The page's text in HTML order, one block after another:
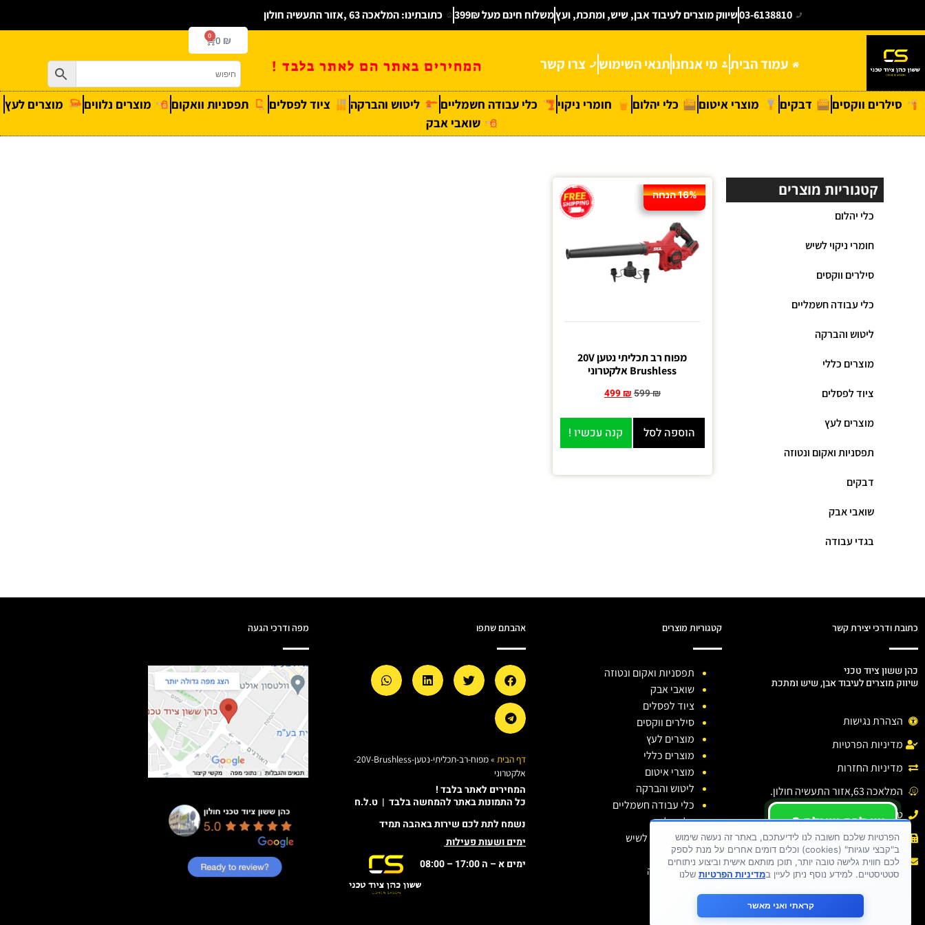
03-6138810שיווק מוצרים לעיבוד אבן, שיש, ומתכת, ועץמשלוח חינם מעל 399₪ כתובתינו: המלאכה 63 ,אזור התעשיה חולון
עמוד הבית מי אנחנותנאי השימוש צרו קשר המחירים באתר הם לאתר בלבד !
0 ₪
0
סילרים ווקסים דבקים מוצרי איטום כלי יהלום חומרי ניקוי כלי עבודה חשמליים ליטוש והברקה ציוד לפסלים תפסניות וואקום מוצרים נלווים
מוצרים לעץ
שואבי אבק
קטגוריות מוצרים
כלי יהלום
חומרי ניקוי לשיש
סילרים ווקסים
כלי עבודה חשמליים
ליטוש והברקה
מוצרים כללי
ציוד לפסלים
מוצרים לעץ
תפסניות ואקום ונטוזה
דבקים
שואבי אבק
בגדי עבודה
16% הנחה
מפוח רב תכליתי נטען 20V
Brushless אלקטרוני
599₪
499₪
הוספה לסל קנה עכשיו !
כתובת ודרכי יצירת קשר
כהן ששון ציוד טכני
שיווק מוצרים לעיבוד אבן, שיש ומתכת
הצהרת נגישות
מדיניות הפרטיות
מדיניות החזרות
המלאכה 63,אזור התעשיה חולון.
טלפון: 03-6138810
פקס : 03-6138810
אימייל :sason.cohen26@gmail.com
קטגוריות מוצרים
תפסניות ואקום ונטוזה
שואבי אבק
ציוד לפסלים
סילרים ווקסים
מוצרים לעץ
מוצרים כללי
מוצרי איטום
ליטוש והברקה
כלי עבודה חשמליים
כלי יהלום
חומרי ניקוי לשיש
דבקים
בגדי עבודה
אהבתם שתפו
דף הבית »
מפוח-רב-תכליתי-נטען-20V-Brushless-
אלקטרוני
המחירים לאתר בלבד !
כל התמונות באתר להמחשה בלבד | ט.ל.ח
נשמח לתת לכם שירות באהבה תמיד
ימים ושעות פעילות
ימים א – ה 17:00 – 08:00
מפה ודרכי הגעה
יש לכם שאלה ?
יש לכם בעיה ?
כתבו לנו
הפרטיות שלכם חשובה לנו לידיעתכם, באתר זה נעשה שימוש
ב"קבצי עוגיות" (cookies) וכלים דומים אחרים על מנת לספק
לכם חווית גלישה טובה יותר, תוכן מותאם אישית וביצוע ניתוחים
סטטיסטיים. למידע נוסף ניתן לעיין במדיניות הפרטיות שלנו
קראתי ואני מאשר